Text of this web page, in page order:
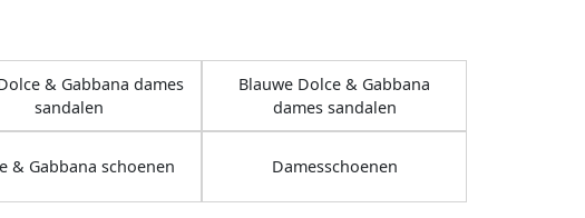
& Gabbana dames
sandalen
Blauwe Dolce & Gabbana
dames sandalen
& Gabbana schoenen Damesschoenen